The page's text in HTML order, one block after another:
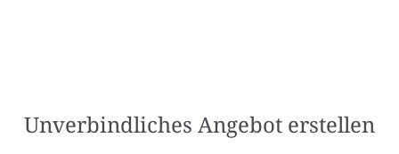
Unverbindliches Angebot erstellen